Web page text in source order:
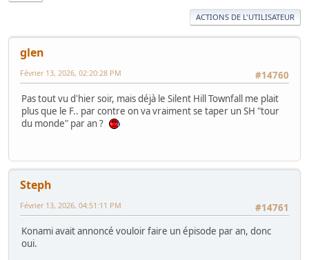
ACTIONS DE L'UTILISATEUR
glen
#14760
Février 13, 2026, 02:20:28 PM
Pas tout vu d'hier soir, mais déjà le Silent Hill Townfall me plait
plus que le F.. par contre on va vraiment se taper un SH "tour
du monde" par an ?
Steph
#14761
Février 13, 2026, 04:51:11 PM
Konami avait annoncé vouloir faire un épisode par an, donc
oui.